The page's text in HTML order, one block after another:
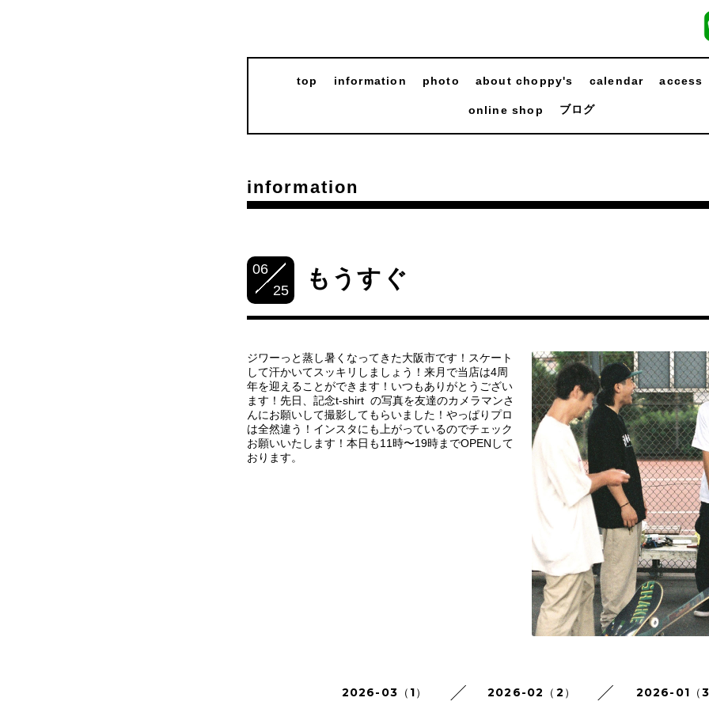
top information photo about choppy's calendar access
online shop ブログ
information
06
25
もうすぐ
ジワーっと蒸し暑くなってきた大阪市です！スケート
して汗かいてスッキリしましょう！来月で当店は4周
年を迎えることができます！いつもありがとうござい
ます！先日、記念t-shirt の写真を友達のカメラマンさ
んにお願いして撮影してもらいました！やっぱりプロ
は全然違う！インスタにも上がっているのでチェック
お願いいたします！本日も11時〜19時までOPENして
おります。
2026-03（1） 2026-02（2） 2026-01（